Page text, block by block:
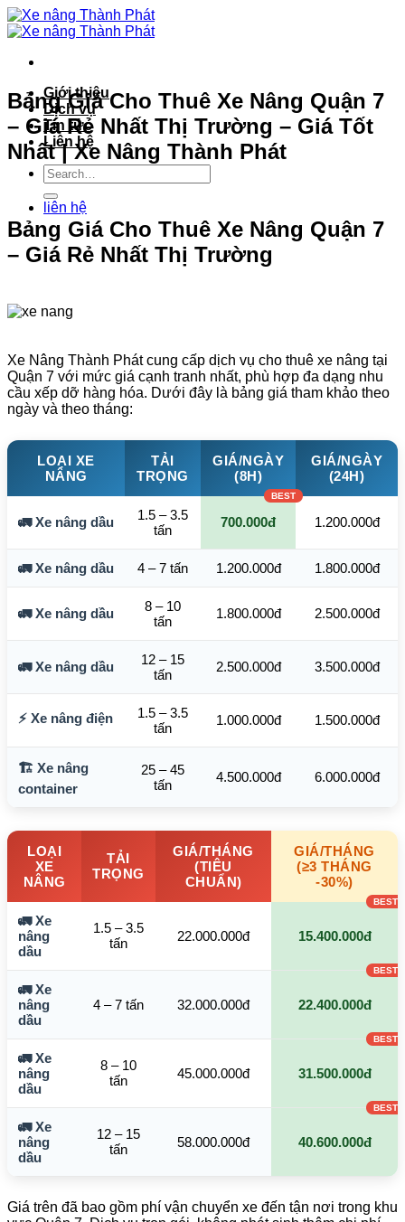
Bỏ
qua
dung
Giới thiệu
Dịch vụ
Tin tức
Liên hệ
liên hệ
Bảng Giá Cho Thuê Xe Nâng Quận 7
– Giá Rẻ Nhất Thị Trường – Giá Tốt
Nhất | Xe Nâng Thành Phát
Bảng Giá Cho Thuê Xe Nâng Quận 7
– Giá Rẻ Nhất Thị Trường
Xe Nâng Thành Phát cung cấp dịch vụ cho thuê xe nâng tại
Quận 7 với mức giá cạnh tranh nhất, phù hợp đa dạng nhu
cầu xếp dỡ hàng hóa. Dưới đây là bảng giá tham khảo theo
ngày và theo tháng:
LOẠI XE
NÂNG
TẢI
TRỌNG
GIÁ/NGÀY
(8H)
GIÁ/NGÀY
(24H)
🚛 Xe nâng dầu
1.5 – 3.5
tấn
700.000đ 1.200.000đ
🚛 Xe nâng dầu 4 – 7 tấn 1.200.000đ 1.800.000đ
🚛 Xe nâng dầu
8 – 10
tấn
1.800.000đ 2.500.000đ
🚛 Xe nâng dầu
12 – 15
tấn
2.500.000đ 3.500.000đ
⚡ Xe nâng điện
1.5 – 3.5
tấn
1.000.000đ 1.500.000đ
🏗️ Xe nâng
container
25 – 45
tấn
4.500.000đ 6.000.000đ
LOẠI
XE
NÂNG
TẢI
TRỌNG
GIÁ/THÁNG
(TIÊU
CHUẨN)
GIÁ/THÁNG
(≥3 THÁNG
-30%)
🚛 Xe
nâng
dầu
1.5 – 3.5
tấn
22.000.000đ 15.400.000đ
🚛 Xe
nâng
dầu
4 – 7 tấn 32.000.000đ 22.400.000đ
🚛 Xe
nâng
dầu
8 – 10
tấn
45.000.000đ 31.500.000đ
🚛 Xe
nâng
dầu
12 – 15
tấn
58.000.000đ 40.600.000đ
Giá trên đã bao gồm phí vận chuyển xe đến tận nơi trong khu